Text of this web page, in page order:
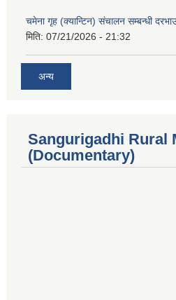
चमेना गृह (क्यान्टिन) संचालन सम्बन्धी
मिति: 07/21/2026 - 21:32
अन्य
Sangurigadhi Rural
(Documentary)